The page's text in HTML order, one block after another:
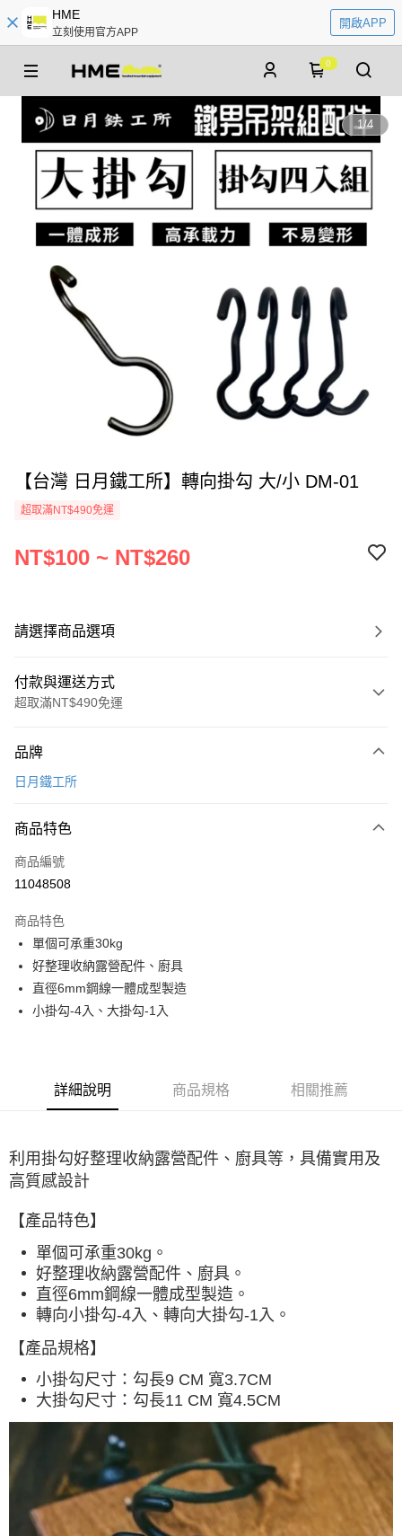
HME
立刻使用官方APP
開啟APP
0
1/4
【台灣 日月鐵工所】轉向掛勾 大/小 DM-01
超取滿NT$490免運
NT$100 ~ NT$260
請選擇商品選項
付款與運送方式
超取滿NT$490免運
信用卡一次付款
3 期 0 利率 每期
合作金庫商業銀行
上海商業儲蓄銀行
臺灣中小企業銀行
匯豐（台灣）商業銀行
聯邦商業銀行
元大商業銀行
玉山商業銀行
超商取貨付款
LINE Pay
Apple Pay
ATM付款
運送方式
付款後全家取貨
每筆NT$60，滿NT$490(含以上)免運費
7-11取貨付款
每筆NT$60，滿NT$490(含以上)免運費
每筆NT$60，滿NT$490(含以上)免運費
宅配
每筆NT$80，滿NT$490(含以上)免運費
離島宅配
每筆NT$80，滿NT$490(含以上)免運費
付款後門市自取
免運費
品牌
日月鐵工所
商品特色
商品編號
11048508
商品特色
單個可承重30kg
好整理收納露營配件、廚具
直徑6mm鋼線一體成型製造
小掛勾-4入、大掛勾-1入
詳細說明 商品規格 相關推薦
利用掛勾好整理收納露營配件、廚具等，具備實用及
高質感設計
【產品特色】
單個可承重30kg。
好整理收納露營配件、廚具。
直徑6mm鋼線一體成型製造。
轉向小掛勾-4入、轉向大掛勾-1入。
【產品規格】
小掛勾尺寸：勾長9 CM 寬3.7CM
大掛勾尺寸：勾長11 CM 寬4.5CM